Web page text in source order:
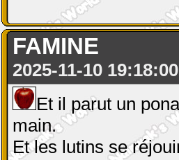
FAMINE
2025-11-10 19:18:00
Et il parut un
main.
Et les lutins se